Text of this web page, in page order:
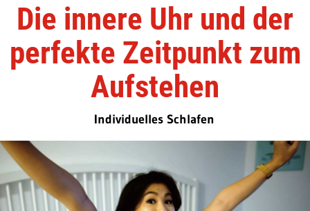
Die innere Uhr und der
perfekte Zeitpunkt zum
Aufstehen
Individuelles Schlafen